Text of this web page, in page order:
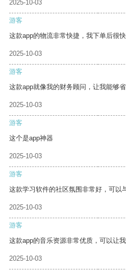
2025-10-03
游客
这款app的物流非常快捷，我下单后很快
2025-10-03
游客
这款app就像我的财务顾问，让我能够省
2025-10-03
游客
这个是app神器
2025-10-03
游客
这款学习软件的社区氛围非常好，可以
2025-10-03
游客
这款app的音乐资源非常优质，可以让
2025-10-03